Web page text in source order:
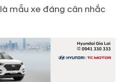
là mẫu xe đáng cân nhắc